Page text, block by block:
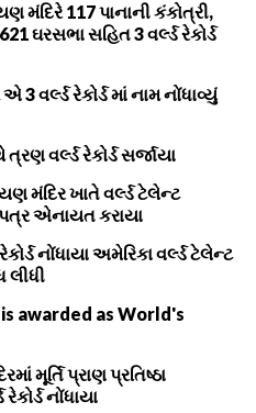
મંદિરે 117 પાનાની કંકોત્રી,
ઘરસભા સહિત 3 વર્લ્ડ રેકોર્ડ
3 વર્લ્ડ રેકોર્ડ માં નામ નોંધાવ્યું
વર્લ્ડ રેકોર્ડ સર્જાયા
મંદિર ખાતે વર્લ્ડ ટેલેન્ટ
એનાયત કરાયા
નોંધાયા અમેરિકા વર્લ્ડ ટેલેન્ટ
awarded as World's
મૂર્તિ પ્રાણ પ્રતિષ્ઠા
નોંધાયા